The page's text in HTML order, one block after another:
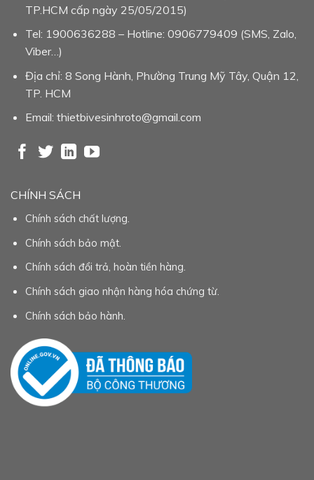
TP.HCM cấp ngày 25/05/2015)
Tel: 1900636288 – Hotline: 0906779409 (SMS, Zalo,
Viber…)
Địa chỉ: 8 Song Hành, Phường Trung Mỹ Tây, Quận 12,
TP. HCM
Email: thietbivesinhroto@gmail.com
CHÍNH SÁCH
Chính sách chất lượng.
Chính sách bảo mật.
Chính sách đổi trả, hoàn tiền hàng.
Chính sách giao nhận hàng hóa chứng từ.
Chính sách bảo hành.